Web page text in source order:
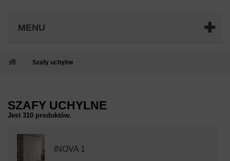
MENU
Szafy uchylne
SZAFY UCHYLNE
Jest 310 produktów.
INOVA 1